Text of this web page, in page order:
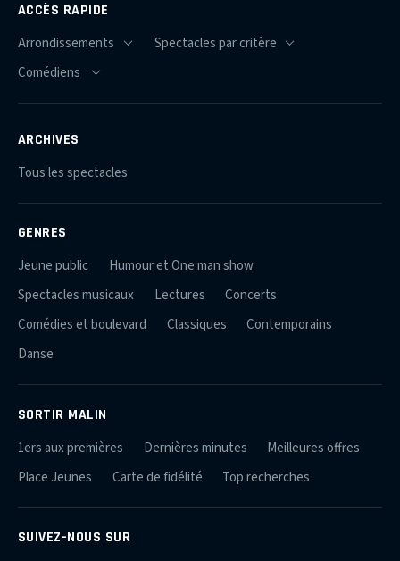
ACCÈS RAPIDE
ARCHIVES
Tous les spectacles
GENRES
Jeune public
Humour et One man show
Spectacles musicaux
Lectures
Concerts
Comédies et boulevard
Classiques
Contemporains
Danse
SORTIR MALIN
1ers aux premières Dernières minutes
Meilleures offres
Place Jeunes
Carte de fidélité Top recherches
SUIVEZ-NOUS SUR